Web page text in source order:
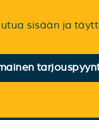
sisään ja